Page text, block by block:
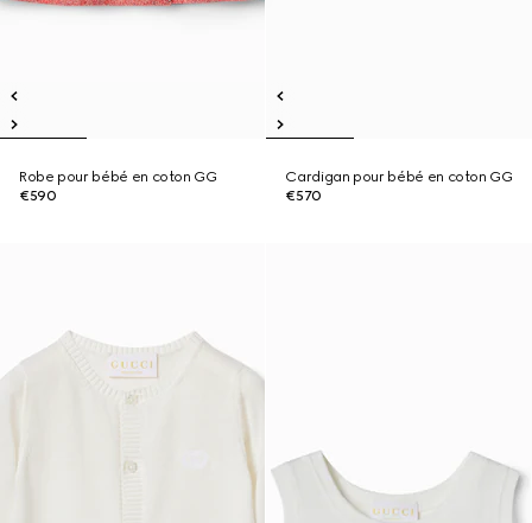
Robe pour bébé en coton GG
€590
Cardigan pour bébé en coton GG
€570